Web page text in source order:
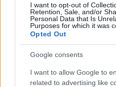
I want to opt-out of
Retention, Sale, and/or
Personal Data that Is
Purposes for which it was
Opted Out
Google consents
I want to allow Google to
related to advertising like
Népszerű